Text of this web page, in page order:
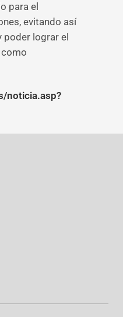
para el
evitando así
lograr el
noticia.asp?